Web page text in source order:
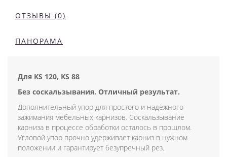
ОТЗЫВЫ (0)
ПАНОРАМА
Для KS 120, KS 88
Без соскальзывания. Отличный результат.
Дополнительный упор для простого и надёжного
зажимания мебельных карнизов. Соскальзывание
карниза в процессе обработки осталось в прошлом.
Угловой упор прочно удерживает карниз в нужном
положении и гарантирует безупречный рез.